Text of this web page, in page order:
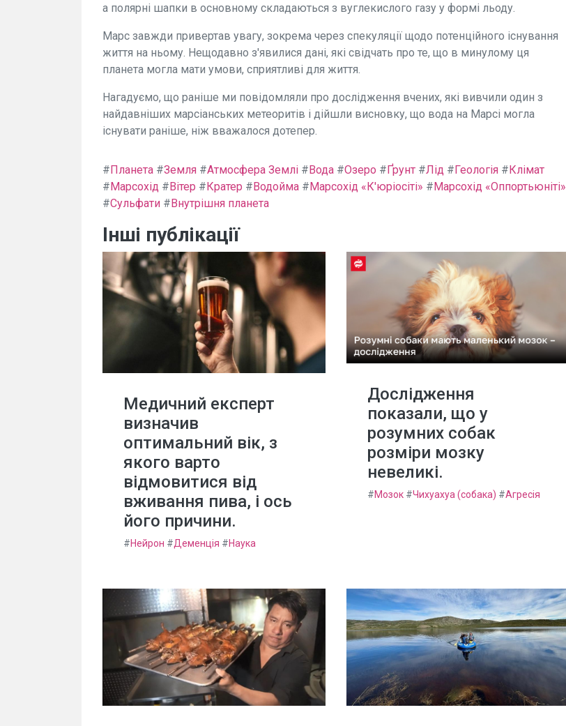
а полярні шапки в основному складаються з вуглекислого газу у формі льоду.
Марс завжди привертав увагу, зокрема через спекуляції щодо потенційного існування
життя на ньому. Нещодавно з'явилися дані, які свідчать про те, що в минулому ця
планета могла мати умови, сприятливі для життя.
Нагадуємо, що раніше ми повідомляли про дослідження вчених, які вивчили один з
найдавніших марсіанських метеоритів і дійшли висновку, що вода на Марсі могла
існувати раніше, ніж вважалося дотепер.
#Планета #Земля #Атмосфера Землі #Вода #Озеро #Ґрунт #Лід #Геологія #Клімат
#Марсохід #Вітер #Кратер #Водойма #Марсохід «К'юріосіті» #Марсохід «Оппортьюніті»
#Сульфати #Внутрішня планета
Інші публікації
Медичний експерт
визначив
оптимальний вік, з
якого варто
відмовитися від
вживання пива, і ось
його причини.
#Нейрон #Деменція #Наука
Дослідження
показали, що у
розумних собак
розміри мозку
невеликі.
#Мозок #Чихуахуа (собака) #Агресія